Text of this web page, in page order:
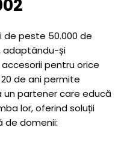
de peste 50.000 de
adaptându-și
pentru orice
de ani permite
un partener care educă
lor, oferind soluții
de domenii: